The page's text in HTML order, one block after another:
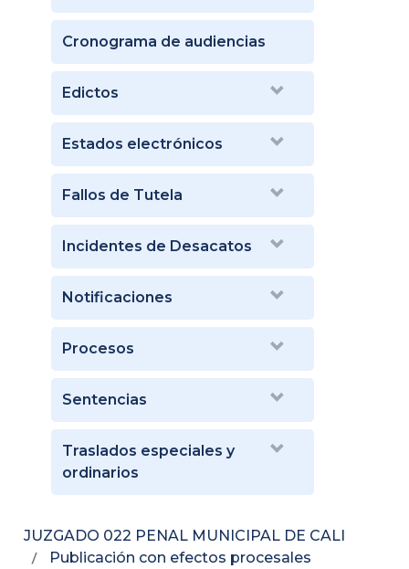
Cronograma de audiencias
Edictos
Estados electrónicos
Fallos de Tutela
Incidentes de Desacatos
Notificaciones
Procesos
Sentencias
Traslados especiales y
ordinarios
JUZGADO 022 PENAL MUNICIPAL DE CALI
Publicación con efectos procesales